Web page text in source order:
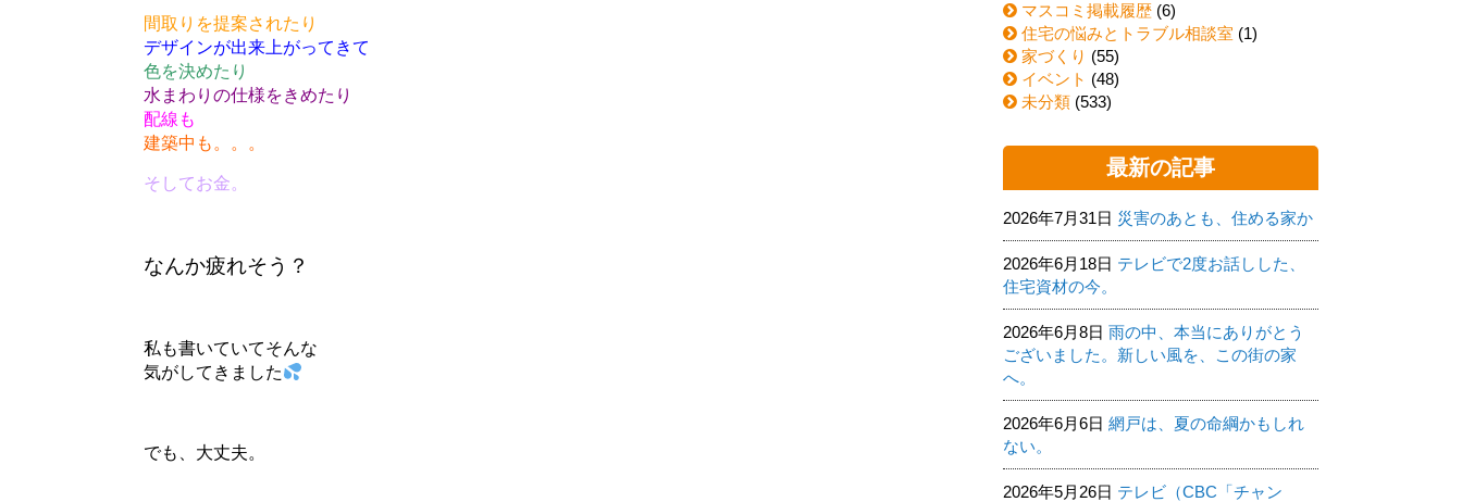
間取りを提案されたり
デザインが出来上がってきて
色を決めたり
水まわりの仕様をきめたり
配線も
建築中も。。。
そしてお金。
なんか疲れそう？
私も書いていてそんな
気がしてきました
でも、大丈夫。
マスコミ掲載履歴 (6)
住宅の悩みとトラブル相談室 (1)
家づくり (55)
イベント (48)
未分類 (533)
最新の記事
2026年7月31日 災害のあとも、住める家か
2026年6月18日 テレビで2度お話しした、
住宅資材の今。
2026年6月8日 雨の中、本当にありがとう
ございました。新しい風を、この街の家
へ。
2026年6月6日 網戸は、夏の命綱かもしれ
ない。
2026年5月26日 テレビ（CBC「チャン